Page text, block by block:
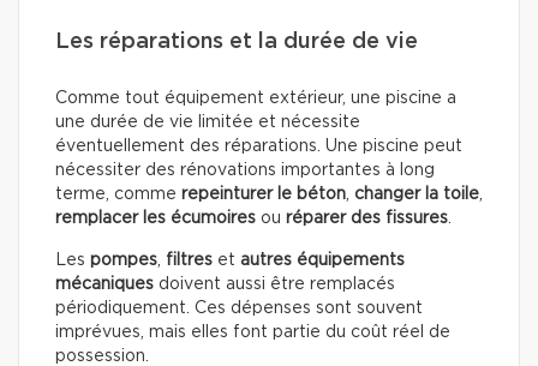
Les réparations et la durée de vie
Comme tout équipement extérieur, une piscine a
une durée de vie limitée et nécessite
éventuellement des réparations. Une piscine peut
nécessiter des rénovations importantes à long
terme, comme repeinturer le béton changer la toile
remplacer les écumoires ou réparer des fissures
Les pompes filtres et autres équipements
mécaniques doivent aussi être remplacés
périodiquement. Ces dépenses sont souvent
imprévues, mais elles font partie du coût réel de
possession.